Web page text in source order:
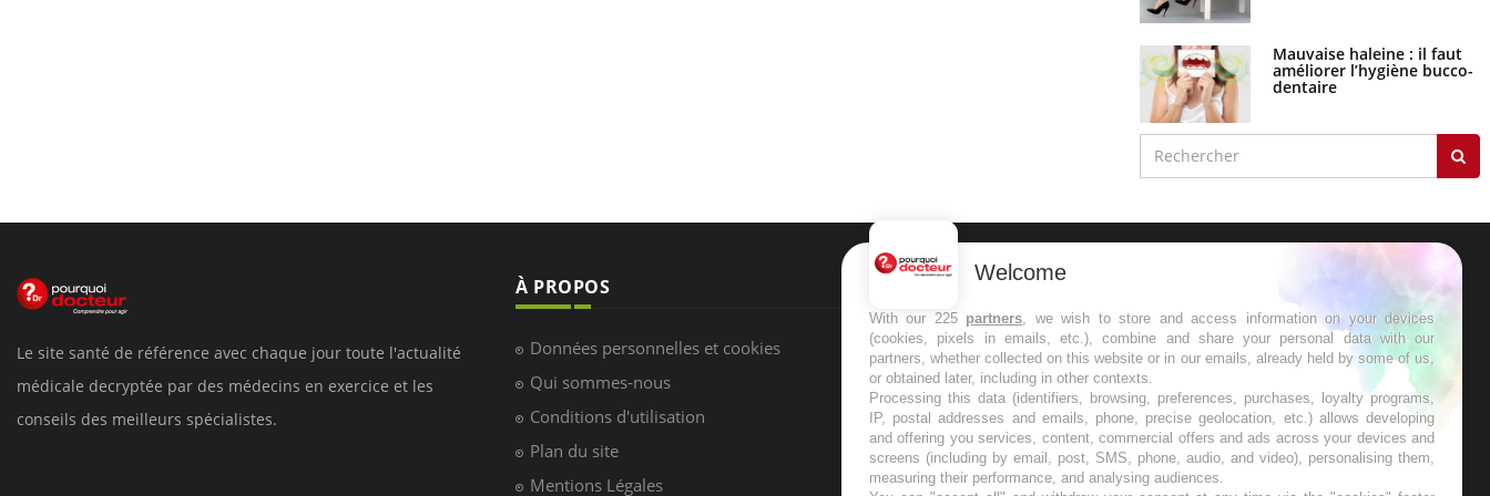
graves
Maladie de Charcot
amyotrophique)
Welcome
With our 225 partners, we wish to store and access information on your devices
(cookies, pixels in emails, etc.), combine and share your personal data with our
partners, whether collected on this website or in our emails, already held by some of us,
or obtained later, including in other contexts.
Processing this data (identifiers, browsing, preferences, purchases, loyalty programs,
IP, postal addresses and emails, phone, precise geolocation, etc.) allows developing
and offering you services, content, commercial offers and ads across your devices and
screens (including by email, post, SMS, phone, audio, and video), personalising them,
measuring their performance, and analysing audiences.